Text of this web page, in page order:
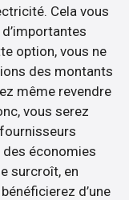
Cela vous
option, vous ne
des montants
même revendre
vous serez
des économies
surcroît, en
d’une